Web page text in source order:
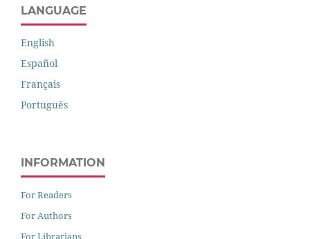
LANGUAGE
English
Español
Français
Português
INFORMATION
For Readers
For Authors
For Librarians